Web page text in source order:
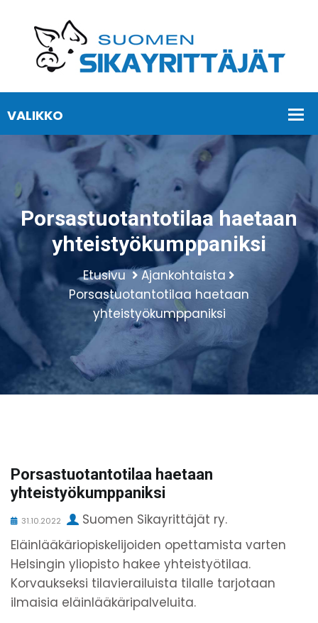
Porsastuotantotilaa haetaan
yhteistyökumppaniksi
Etusivu
Ajankohtaista
Porsastuotantotilaa haetaan
yhteistyökumppaniksi
Porsastuotantotilaa haetaan
yhteistyökumppaniksi
31.10.2022
Suomen Sikayrittäjät ry.
Eläinlääkäriopiskelijoiden opettamista varten
Helsingin yliopisto hakee yhteistyötilaa.
Korvaukseksi tilavierailuista tilalle tarjotaan
ilmaisia eläinlääkäripalveluita.